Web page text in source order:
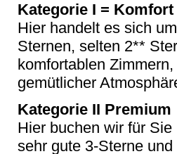
Kategorie I = Komfort
Hier handelt es sich
Sternen, selten 2**
komfortablen
gemütlicher
Kategorie II Premium
Hier buchen wir für
sehr gute 3-Sterne